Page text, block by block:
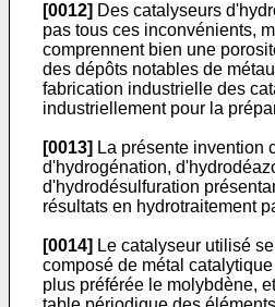
[0012] Des catalyseurs
pas tous ces inconvénients,
comprennent bien une
des dépôts notables de
fabrication industrielle des
industriellement pour la
[0013] La présente invention
d'hydrogénation,
d'hydrodésulfuration
résultats en hydrotraitement
[0014] Le catalyseur utilisé
composé de métal
plus préférée le molybdène,